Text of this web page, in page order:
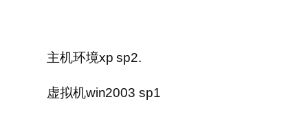
主机环境xp sp2.
虚拟机win2003 sp1